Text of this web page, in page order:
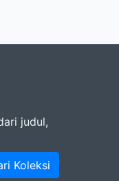
judul,
Koleksi